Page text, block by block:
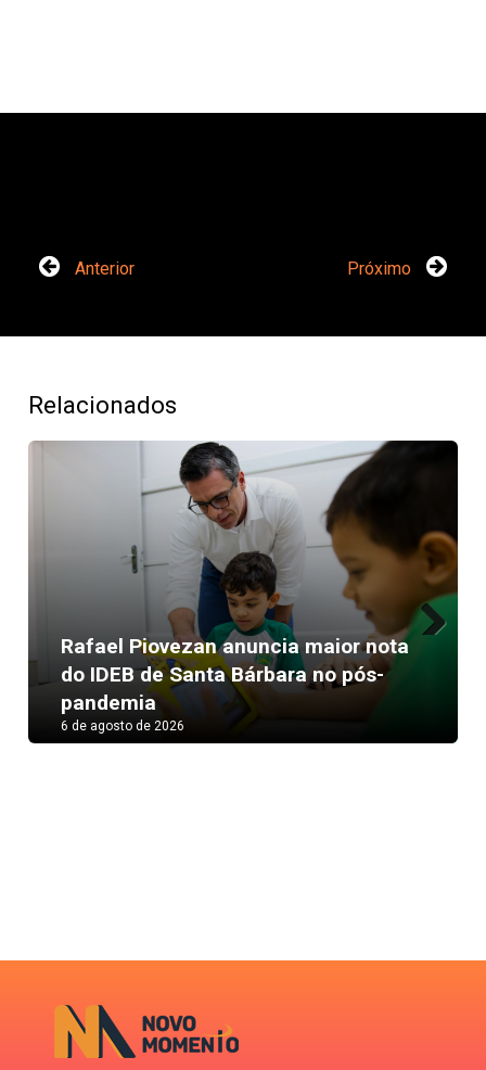
Anterior Próximo
Relacionados
Rafael Piovezan anuncia maior nota
do IDEB de Santa Bárbara no pós-
pandemia
6 de agosto de 2026